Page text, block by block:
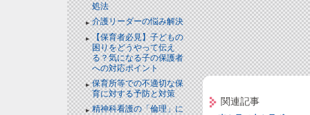
処法
介護リーダーの悩み解決
【保育者必見】子どもの
困りをどうやって伝え
る？気になる子の保護者
への対応ポイント
保育所等での不適切な保
育に対する予防と対策
精神科看護の「倫理」に
関連記事